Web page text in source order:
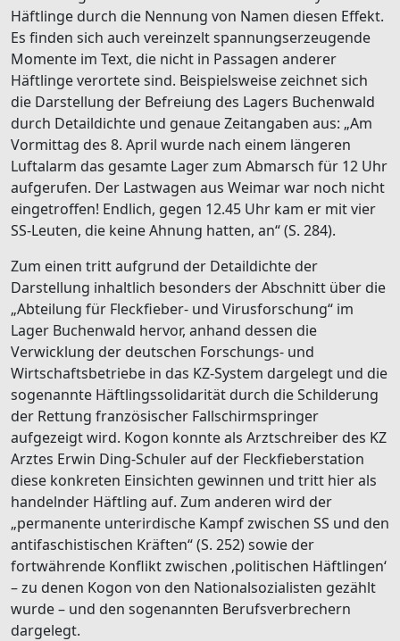
Häftlinge durch die Nennung von Namen diesen Effekt.
Es finden sich auch vereinzelt spannungserzeugende
Momente im Text, die nicht in Passagen anderer
Häftlinge verortete sind. Beispielsweise zeichnet sich
die Darstellung der Befreiung des Lagers Buchenwald
durch Detaildichte und genaue Zeitangaben aus: „Am
Vormittag des 8. April wurde nach einem längeren
Luftalarm das gesamte Lager zum Abmarsch für 12 Uhr
aufgerufen. Der Lastwagen aus Weimar war noch nicht
eingetroffen! Endlich, gegen 12.45 Uhr kam er mit vier
SS-Leuten, die keine Ahnung hatten, an“ (S. 284).
Zum einen tritt aufgrund der Detaildichte der
Darstellung inhaltlich besonders der Abschnitt über die
„Abteilung für Fleckfieber- und Virusforschung“ im
Lager Buchenwald hervor, anhand dessen die
Verwicklung der deutschen Forschungs- und
Wirtschaftsbetriebe in das KZ-System dargelegt und die
sogenannte Häftlingssolidarität durch die Schilderung
der Rettung französischer Fallschirmspringer
aufgezeigt wird. Kogon konnte als Arztschreiber des KZ
Arztes Erwin Ding-Schuler auf der Fleckfieberstation
diese konkreten Einsichten gewinnen und tritt hier als
handelnder Häftling auf. Zum anderen wird der
„permanente unterirdische Kampf zwischen SS und den
antifaschistischen Kräften“ (S. 252) sowie der
fortwährende Konflikt zwischen ‚politischen Häftlingen‘
– zu denen Kogon von den Nationalsozialisten gezählt
wurde – und den sogenannten Berufsverbrechern
dargelegt.